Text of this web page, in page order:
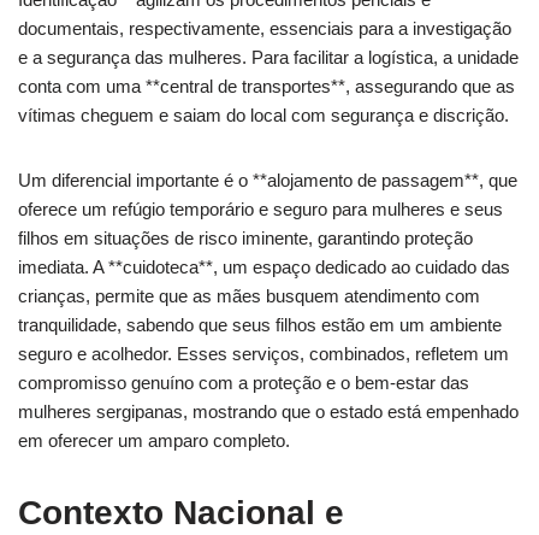
documentais, respectivamente, essenciais para a investigação
e a segurança das mulheres. Para facilitar a logística, a unidade
conta com uma **central de transportes**, assegurando que as
vítimas cheguem e saiam do local com segurança e discrição.
Um diferencial importante é o **alojamento de passagem**, que
oferece um refúgio temporário e seguro para mulheres e seus
filhos em situações de risco iminente, garantindo proteção
imediata. A **cuidoteca**, um espaço dedicado ao cuidado das
crianças, permite que as mães busquem atendimento com
tranquilidade, sabendo que seus filhos estão em um ambiente
seguro e acolhedor. Esses serviços, combinados, refletem um
compromisso genuíno com a proteção e o bem-estar das
mulheres sergipanas, mostrando que o estado está empenhado
em oferecer um amparo completo.
Contexto Nacional e